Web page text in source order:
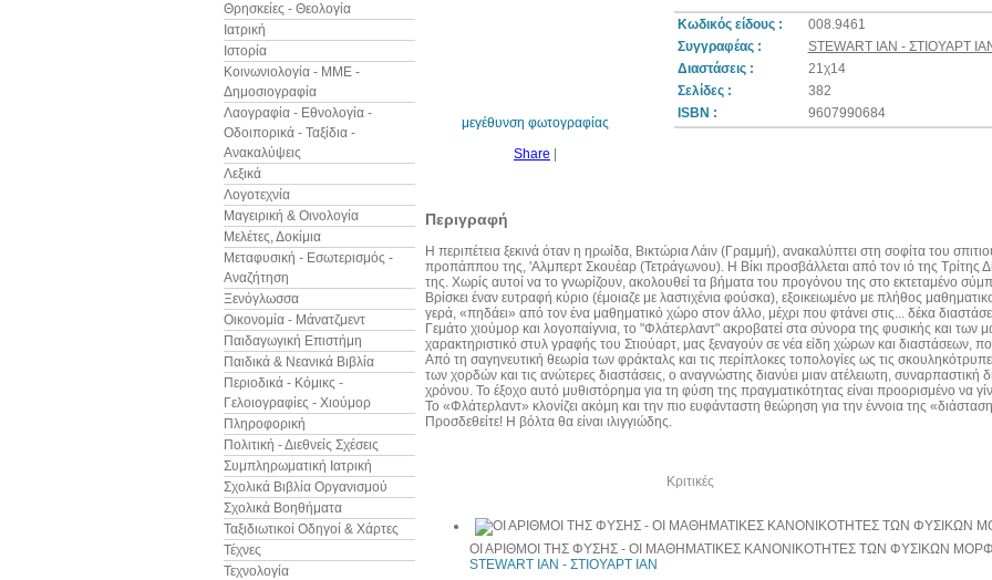
Θρησκείες - Θεολογία
Ιατρική
Ιστορία
Κοινωνιολογία - ΜΜΕ -
Δημοσιογραφία
Λαογραφία - Εθνολογία -
Οδοιπορικά - Ταξίδια -
Ανακαλύψεις
Λεξικά
Λογοτεχνία
Μαγειρική & Οινολογία
Μελέτες, Δοκίμια
Μεταφυσική - Εσωτερισμός -
Αναζήτηση
Ξενόγλωσσα
Οικονομία - Μάνατζμεντ
Παιδαγωγική Επιστήμη
Παιδικά & Νεανικά Βιβλία
Περιοδικά - Κόμικς -
Γελοιογραφίες - Χιούμορ
Πληροφορική
Πολιτική - Διεθνείς Σχέσεις
Συμπληρωματική Ιατρική
Σχολικά Βιβλία Οργανισμού
Σχολικά Βοηθήματα
Ταξιδιωτικοί Οδηγοί & Χάρτες
Τέχνες
Τεχνολογία
μεγέθυνση φωτογραφίας
Share
Κωδικός είδους :
008.9461
Συγγραφέας :
STEWART IAN - ΣΤΙΟΥΑΡΤ
Διαστάσεις :
21χ14
Σελίδες :
382
ISBN :
9607990684
Περιγραφή
Η περιπέτεια ξεκινά όταν η ηρωίδα, Βικτώρια Λάιν (Γραμμή), ανακαλύπτει στη σοφίτα του
προπάππου της, 'Αλμπερτ Σκουέαρ (Τετράγωνου). Η Βίκι προσβάλλεται από τον ιό της
της. Χωρίς αυτοί να το γνωρίζουν, ακολουθεί τα βήματα του προγόνου της στο εκτεταμένο
Βρίσκει έναν ευτραφή κύριο (έμοιαζε με λαστιχένια φούσκα), εξοικειωμένο με πλήθος
γερά, «πηδάει» από τον ένα μαθηματικό χώρο στον άλλο, μέχρι που φτάνει στις... δέκα
Γεμάτο χιούμορ και λογοπαίγνια, το "Φλάτερλαντ" ακροβατεί στα σύνορα της φυσικής και των
χαρακτηριστικό στυλ γραφής του Στιούαρτ, μας ξεναγούν σε νέα είδη χώρων και διαστάσεων,
Από τη σαγηνευτική θεωρία των φράκταλς και τις περίπλοκες τοπολογίες ως τις
των χορδών και τις ανώτερες διαστάσεις, ο αναγνώστης διανύει μιαν ατέλειωτη,
χρόνου. Το έξοχο αυτό μυθιστόρημα για τη φύση της πραγματικότητας είναι προορισμένο να
Το «Φλάτερλαντ» κλονίζει ακόμη και την πιο ευφάνταστη θεώρηση για την έννοια της
Προσδεθείτε! Η βόλτα θα είναι ιλιγγιώδης.
Κριτικές
ΟΙ ΑΡΙΘΜΟΙ ΤΗΣ ΦΥΣΗΣ - ΟΙ ΜΑΘΗΜΑΤΙΚΕΣ ΚΑΝΟΝΙΚΟΤΗΤΕΣ ΤΩΝ ΦΥΣΙΚΩΝ
STEWART IAN - ΣΤΙΟΥΑΡΤ ΙΑΝ